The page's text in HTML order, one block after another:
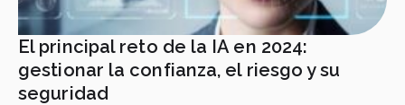
El principal reto de la IA en 2024:
gestionar la confianza, el riesgo y su
seguridad